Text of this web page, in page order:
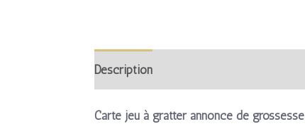
Description
Carte jeu à gratter annonce de grossesse